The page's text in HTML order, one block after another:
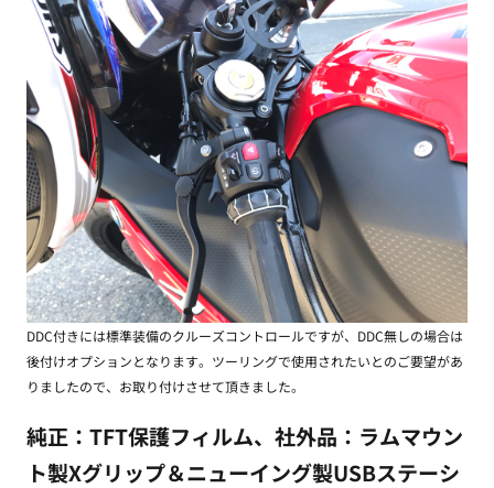
DDC付きには標準装備のクルーズコントロールですが、DDC無しの場合は
後付けオプションとなります。ツーリングで使用されたいとのご要望があ
りましたので、お取り付けさせて頂きました。
純正：TFT保護フィルム、社外品：ラムマウン
ト製Xグリップ＆ニューイング製USBステーシ